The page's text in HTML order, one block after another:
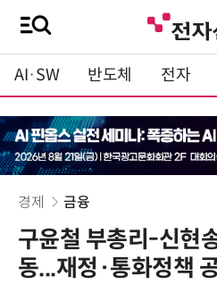
AI·SW 반도체 전자
경제 금융
구윤철 부총리-신현
동...재정·통화정책